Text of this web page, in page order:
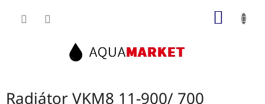
Radiátor VKM8 11-900/ 700